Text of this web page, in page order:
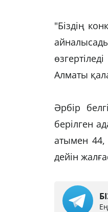
"Біздің
Алматы
Әрбір
берілген
атымен 44,
дейін